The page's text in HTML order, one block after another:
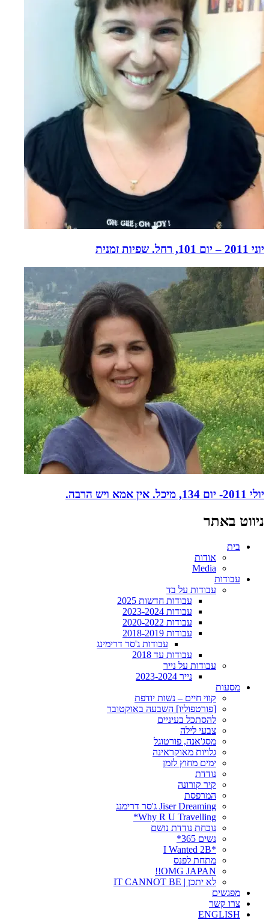
יוני 2011 – יום 101, רחל. שפיות זמנית
יולי 2011- יום 134, מיכל. אין אמא ויש הרבה.
ניווט באתר
בית
אודות
Media
עבודות
עבודות על בד
עבודות חדשות 2025
עבודות 2023-2024
עבודות 2020-2022
עבודות 2018-2019
עבודות ג'סר דרימינג
עבודות עד 2018
עבודות על נייר
נייר 2023-2024
מסעות
קווי חיים – נשות יודפת
[פורטפוליו] השבעה באוקטובר
להסתכל בעיניים
צבעי לילה
מסג'אנה, פורטוגל
גלויות מאוקראינה
ימים מחוץ לזמן
נודדת
קיר קורונה
המרפסת
Jiser Dreaming ג'סר דרימנג
Why R U Travelling*
נוכחת נודדת נושם
נשים 365*
*I Wanted 2B
מתחת לפנס
OMG JAPAN!!
לא יתכן | IT CANNOT BE
מפגשים
צרו קשר
ENGLISH